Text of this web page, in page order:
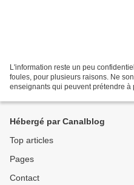
L'information reste un peu
foules, pour plusieurs raisons. Ne
enseignants qui peuvent prétendre à
Hébergé par Canalblog
Top articles
Pages
Contact